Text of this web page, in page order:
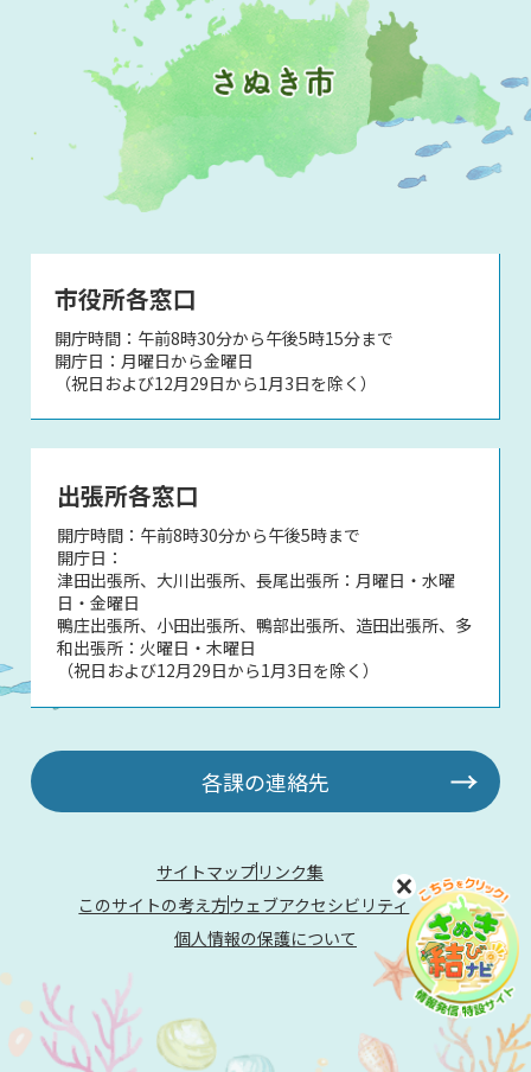
市役所各窓口
開庁時間：午前8時30分から午後5時15分まで
開庁日：月曜日から金曜日
（祝日および12月29日から1月3日を除く）
出張所各窓口
開庁時間：午前8時30分から午後5時まで
開庁日：
津田出張所、大川出張所、長尾出張所：月曜日・水曜
日・金曜日
鴨庄出張所、小田出張所、鴨部出張所、造田出張所、多
和出張所：火曜日・木曜日
（祝日および12月29日から1月3日を除く）
各課の連絡先
サイトマップ リンク集
このサイトの考え方ウェブアクセシビリティ
個人情報の保護について